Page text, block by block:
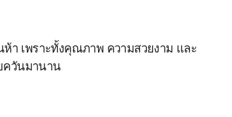
า เพราะทั้งคุณภาพ ความสวยงาม และ
ควันมานาน